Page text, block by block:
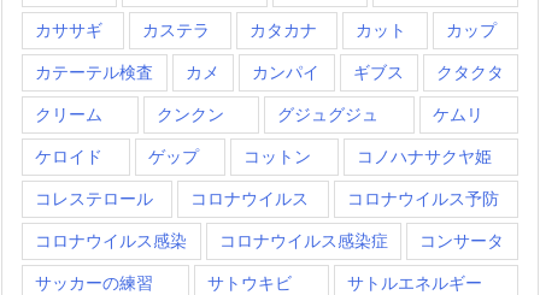
カササギ カステラ カタカナ カット カップ
カテーテル検査 カメ カンパイ ギブス クタクタ
クリーム クンクン グジュグジュ ケムリ
ケロイド ゲップ コットン コノハナサクヤ姫
コレステロール コロナウイルス コロナウイルス予防
コロナウイルス感染 コロナウイルス感染症 コンサータ
サッカーの練習 サトウキビ サトルエネルギー